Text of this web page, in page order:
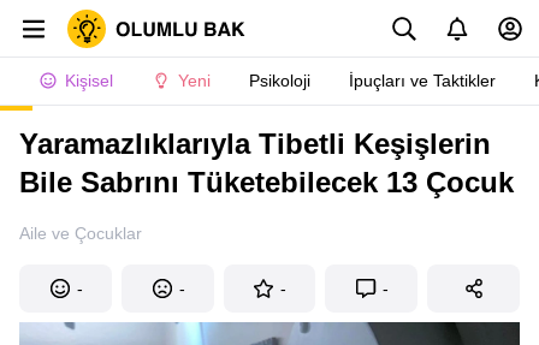
Kişisel Yeni Psikoloji İpuçları ve Taktikler
Yaramazlıklarıyla Tibetli Keşişlerin
Bile Sabrını Tüketebilecek 13 Çocuk
Aile ve Çocuklar
- - - -